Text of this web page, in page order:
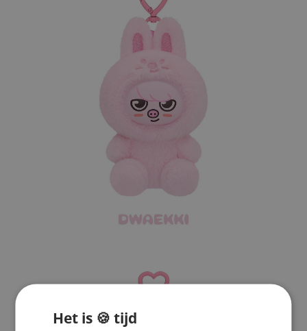
Het is 🍪 tijd